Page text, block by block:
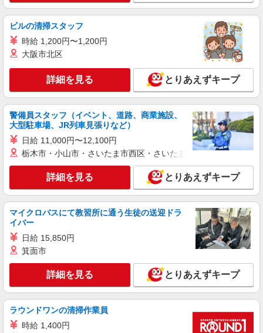
アルバイト：時給1,200円〜
大分県大分市要町1番14号 JRおおいたシテ
ィ アミュプラザおおいた
キープ 詳細を見る
アルバイト パート
＆Creators
アクセサリー・雑貨の販売スタッフ
アルバイト・パート：時給1,040円〜
大分県大分市要町1番14号 JRおおいたシテ
ィ アミュプラザおおいた
詳細を見る
正社員
パラスパレス
む（3時間分、5,000円）、超過分は別途支給 ※2
か月間の研修期間有り(待遇はアルバイトの条件
（時給1,040円）となります) ※経験・能力により
優遇します
大分県大分市要町1番14号 JRおおいたシテ
ィ アミュプラザおおいた
キープ 詳細を見る
ビルの清掃スタッフ
時給 1,200円〜1,200円
大阪市北区
詳細を見る とりあえずキープ
警備員スタッフ（イベント、道路、商業施設、
大型駐車場、JR列車見張りなど）
日給 11,000円〜12,100円
栃木市・小山市・さいたま市西区・さいたま市岩槻区・久喜市・
詳細を見る とりあえずキープ
マイクロバスにて教習所に通う生徒の送迎ドラ
イバー
日給 15,850円
箕面市
詳細を見る とりあえずキープ
ラウンドワンの清掃作業員
時給 1,400円